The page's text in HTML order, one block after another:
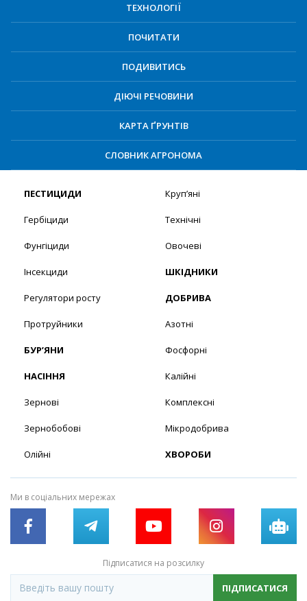
ТЕХНОЛОГІЇ
ПОЧИТАТИ
ПОДИВИТИСЬ
ДІЮЧІ РЕЧОВИНИ
КАРТА ҐРУНТІВ
СЛОВНИК АГРОНОМА
ПЕСТИЦИДИ
Гербіциди
Фунгіциди
Інсекциди
Регулятори росту
Протруйники
БУР’ЯНИ
НАСІННЯ
Зернові
Зернобобові
Олійні
Круп’яні
Технічні
Овочеві
ШКІДНИКИ
ДОБРИВА
Азотні
Фосфорні
Калійні
Комплексні
Мікродобрива
ХВОРОБИ
Ми в соціальних мережах
Підписатися на розсилку
ПІДПИСАТИСЯ